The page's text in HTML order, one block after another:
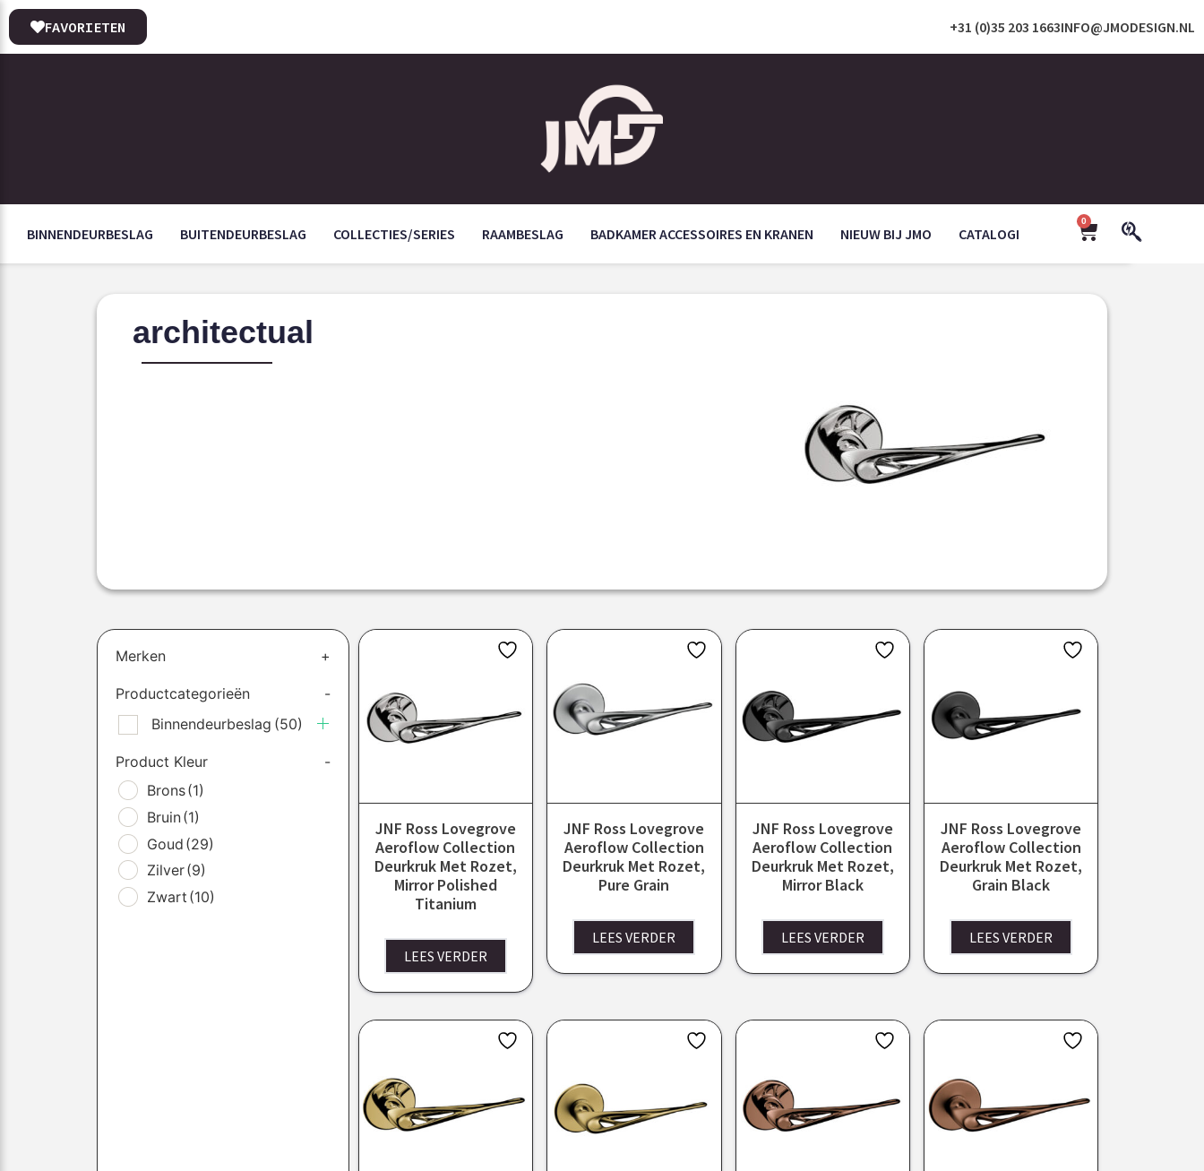
INFO@JMODESIGN.NL
+31 (0)35 203 1663
FAVORIETEN
BINNENDEURBESLAG BUITENDEURBESLAG COLLECTIES/SERIES RAAMBESLAG BADKAMER ACCESSOIRES EN KRANEN NIEUW BIJ JMO CATALOGI
0
architectual
Merken +
Productcategorieën
-
Binnendeurbeslag (50)
Product Kleur
-
Brons(1)
Bruin(1)
Goud (29)
Zilver(9)
Zwart (10)
JNF Ross Lovegrove
Aeroflow Collection
Deurkruk Met Rozet,
Mirror Polished
Titanium
LEES VERDER
JNF Ross Lovegrove
Aeroflow Collection
Deurkruk Met Rozet,
Pure Grain
LEES VERDER
JNF Ross Lovegrove
Aeroflow Collection
Deurkruk Met Rozet,
Mirror Black
LEES VERDER
JNF Ross Lovegrove
Aeroflow Collection
Deurkruk Met Rozet,
Grain Black
LEES VERDER